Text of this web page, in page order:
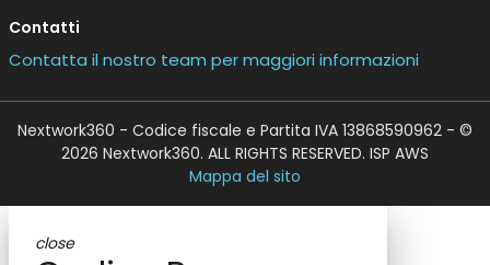
Contatti
Contatta il nostro team per maggiori informazioni
Nextwork360 - Codice fiscale e Partita IVA 13868590962 - ©
2026 Nextwork360. ALL RIGHTS RESERVED. ISP AWS
Mappa del sito
close